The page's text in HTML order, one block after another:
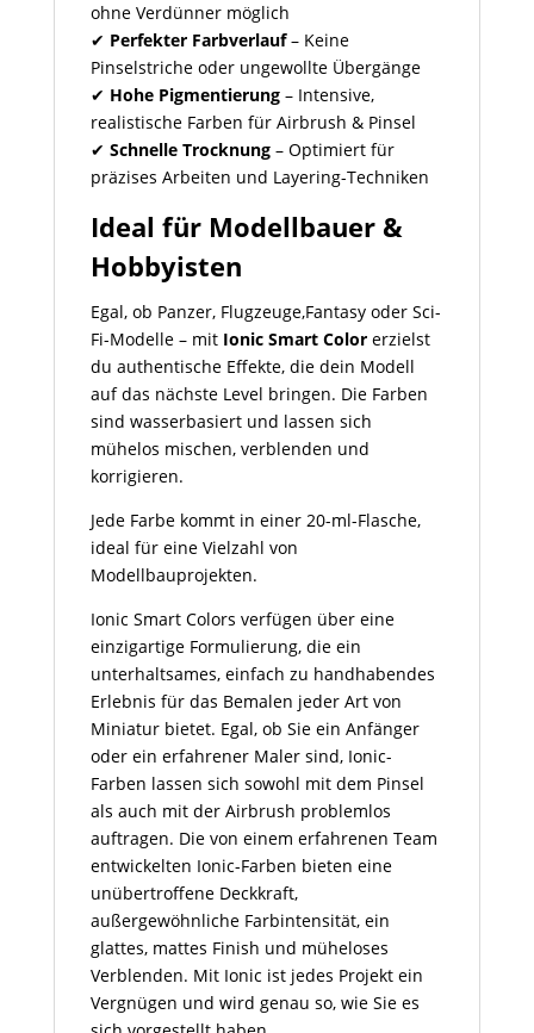
ohne Verdünner möglich
✔ Perfekter Farbverlauf– Keine
Pinselstriche oder ungewollte Übergänge
✔ Hohe Pigmentierung– Intensive,
realistische Farben für Airbrush & Pinsel
✔ Schnelle Trocknung– Optimiert für
präzises Arbeiten und Layering-Techniken
Ideal für Modellbauer &
Hobbyisten
Egal, ob Panzer, Flugzeuge,Fantasy oder Sci-
Fi-Modelle – mit Ionic Smart Colorerzielst
du authentische Effekte, die dein Modell
auf das nächste Level bringen. Die Farben
sind wasserbasiert und lassen sich
mühelos mischen, verblenden und
korrigieren.
Jede Farbe kommt in einer 20-ml-Flasche,
ideal für eine Vielzahl von
Modellbauprojekten.
Ionic Smart Colors verfügen über eine
einzigartige Formulierung, die ein
unterhaltsames, einfach zu handhabendes
Erlebnis für das Bemalen jeder Art von
Miniatur bietet. Egal, ob Sie ein Anfänger
oder ein erfahrener Maler sind, Ionic-
Farben lassen sich sowohl mit dem Pinsel
als auch mit der Airbrush problemlos
auftragen. Die von einem erfahrenen Team
entwickelten Ionic-Farben bieten eine
unübertroffene Deckkraft,
außergewöhnliche Farbintensität, ein
glattes, mattes Finish und müheloses
Verblenden. Mit Ionic ist jedes Projekt ein
Vergnügen und wird genau so, wie Sie es